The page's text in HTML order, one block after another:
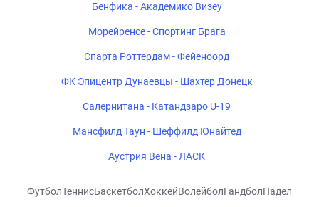
Бенфика - Академико Визеу
Морейренсе - Спортинг Брага
Спарта Роттердам - Фейеноорд
ФК Эпицентр Дунаевцы - Шахтер Донецк
Салернитана - Катандзаро U-19
Мансфилд Таун - Шеффилд Юнайтед
Аустрия Вена - ЛАСК
ФутболТеннисБаскетболХоккейВолейболГандболПадел